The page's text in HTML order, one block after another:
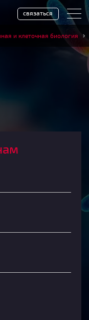
и клеточная биология
связаться